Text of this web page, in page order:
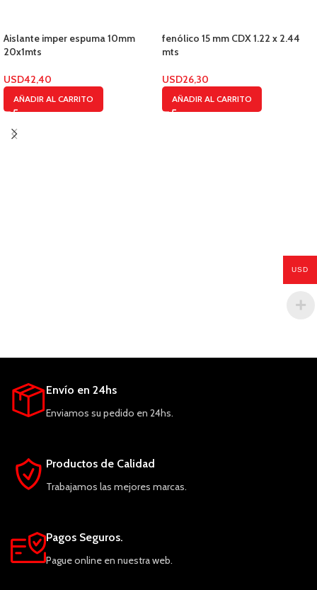
Aislante imper espuma 10mm
20x1mts
USD42,40
AÑADIR AL CARRITO
fenólico 15 mm CDX 1.22 x 2.44
mts
USD26,30
AÑADIR AL CARRITO
Envío en 24hs
Enviamos su pedido en 24hs.
Productos de Calidad
Trabajamos las mejores marcas.
Pagos Seguros.
Pague online en nuestra web.
USD